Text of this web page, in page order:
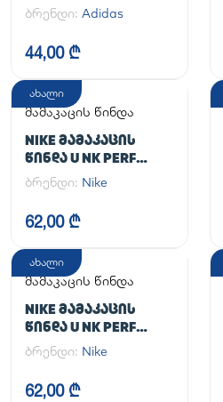
ბრენდი: Adidas
44,00 ₾
ახალი
მამაკაცის წინდა
NIKE ᲛᲐᲛᲐᲙᲐᲪᲘᲡ
ᲬᲘᲜᲓᲐ U NK PERF
LTWT CRW 3PR NFS
144
ბრენდი: Nike
62,00 ₾
ახალი
მამაკაცის წინდა
NIKE ᲛᲐᲛᲐᲙᲐᲪᲘᲡ
ᲬᲘᲜᲓᲐ U NK PERF
LTWT QT 3PR NFS 144
ბრენდი: Nike
62,00 ₾